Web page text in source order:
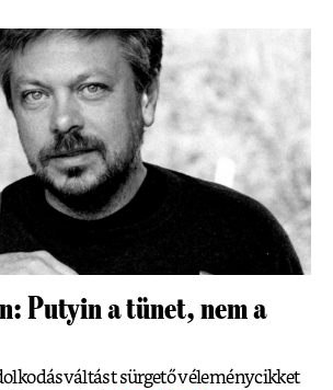
Putyin a tünet, nem a
sürgető véleménycikket